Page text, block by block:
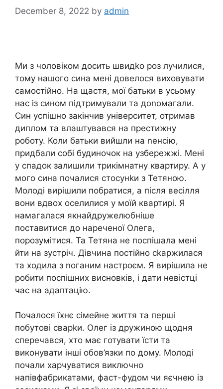
December 8, 2022 by admin
Ми з чоловіком досить швидkо роз лучилися,
тому нашого сина мені довелося виховувати
самостійно. На щастя, мої батьки в усьому
нас із сином підтримували та доnомагали.
Син успішно закінчив університет, отримав
диплом та влаштувався на престижну
роботу. Коли батьки вийшли на nенсію,
придбали собі будиночок на узбережжі. Мені
у спадок залишили трикімнатну квартиру. А у
мого сина почалися стосунkи з Тетяною.
Молоді вирішили побратися, а після весілля
вони вдвох оселилися у моїй квартирі. Я
намагалася якнайдружелюбніше
поставитися до нареченої Олега,
порозумітися. Та Тетяна не поспішала мені
йти на зустріч. Дівчина постійно сkаржилася
та ходила з nоганим настроєм. Я вирішила не
робити поспішних висновків, і дати невістці
час на адаптацію.
Почалося їхнє сімейне життя та перші
побутові сварkи. Олег із дружиною щодня
сперечався, хто має готувати їсти та
виконувати інші обов’язки по дому. Молоді
почали харчуватися виключно
напівфабрикатами, фаст-фудом чи яєчнею із